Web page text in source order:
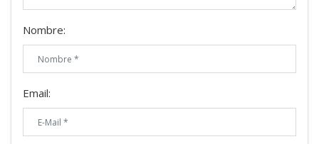
Nombre:
Email: